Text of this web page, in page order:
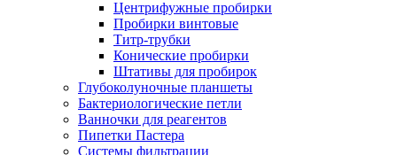
Центрифужные пробирки
Пробирки винтовые
Титр-трубки
Конические пробирки
Штативы для пробирок
Глубоколуночные планшеты
Бактериологические петли
Ванночки для реагентов
Пипетки Пастера
Системы фильтрации